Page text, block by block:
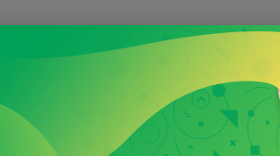
Mlýnky na koření Mlýnek na pepř a sůl -P,90 23